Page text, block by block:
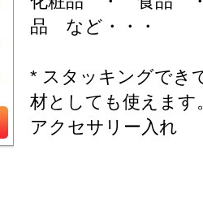
品 など・・・
* スタッキングでき
材としても使えます
アクセサリー入